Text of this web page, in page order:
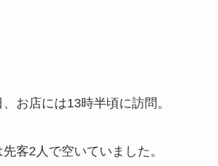
お店には13時半頃に訪問。
客2人で空いていました。